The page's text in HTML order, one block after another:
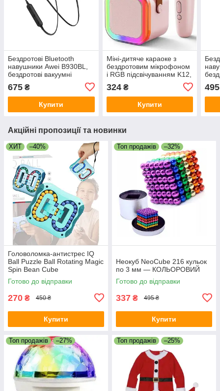
Бездротові Bluetooth
навушники Awei B930BL,
бездротові вакуумні
навушники
675 ₴
Купити
Міні-дитяче караоке з
бездротовим мікрофоном
і RGB підсвічуванням K12,
Bluetooth, USB, microSD,
AUX, Type-C. 10 Вт.
324₴
Купити
495
Акційні пропозиції та новинки
ХИТ –40%
Головоломка-антистрес IQ
Ball Puzzle Ball Rotating Magic
Spin Bean Cube
Готово до відправки
270 ₴ 450 ₴
Купити
Топ продажів –32%
Неокуб NeoCube 216 кульок
по 3 мм — КОЛЬОРОВИЙ
Готово до відправки
337 ₴ 495 ₴
Купити
Топ продажів –27% Топ продажів –25%